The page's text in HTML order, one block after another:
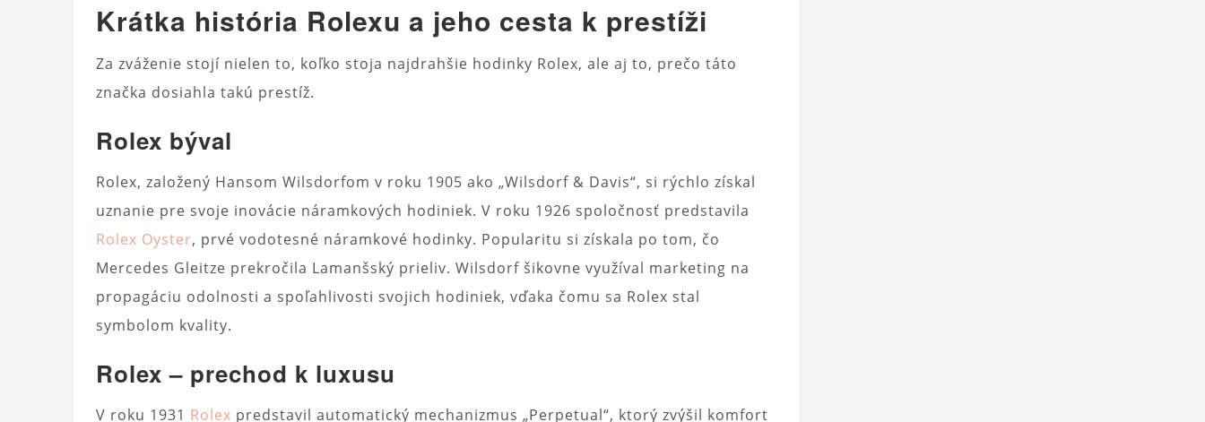
Krátka história Rolexu a jeho cesta k prestíži
Za zváženie stojí nielen to, koľko stoja najdrahšie hodinky Rolex, ale aj to, prečo táto
značka dosiahla takú prestíž.
Rolex býval
Rolex, založený Hansom Wilsdorfom v roku 1905 ako „Wilsdorf & Davis“, si rýchlo získal
uznanie pre svoje inovácie náramkových hodiniek. V roku 1926 spoločnosť predstavila
Rolex Oyster, prvé vodotesné náramkové hodinky. Popularitu si získala po tom, čo
Mercedes Gleitze prekročila Lamanšský prieliv. Wilsdorf šikovne využíval marketing na
propagáciu odolnosti a spoľahlivosti svojich hodiniek, vďaka čomu sa Rolex stal
symbolom kvality.
Rolex – prechod k luxusu
V roku 1931 Rolex predstavil automatický mechanizmus „Perpetual“, ktorý zvýšil komfort